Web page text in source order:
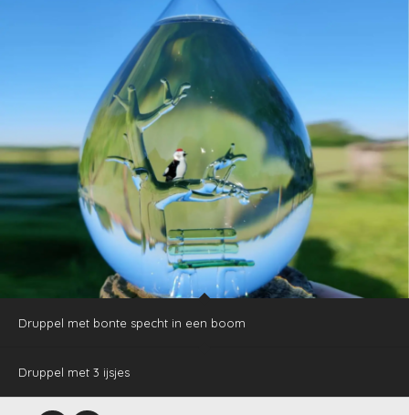
Druppel met bonte specht in een boom
Druppel met 3 ijsjes